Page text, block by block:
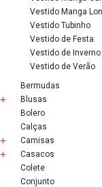
Vestido Manga
Vestido Tubinho
Vestido de Festa
Vestido de Inverno
Vestido de Verão
Bermudas
Blusas
Bolero
Calças
Camisas
Casacos
Colete
Conjunto